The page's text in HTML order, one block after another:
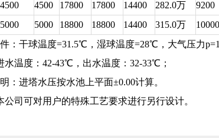
4500 17800 17800 14400 282.0万 9200
5000 18800 18800 14400 315.0万 10000
：干球温度=31.5℃，湿球温度=28℃，大气压力
度：42-43℃，出水温度：32-33℃；
：进塔水压按水池上平面±0.00计算。
可对用户的特殊工艺要求进行另行设计。